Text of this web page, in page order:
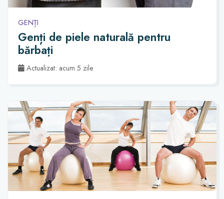
GENȚI
Genți de piele naturală pentru
bărbați
Actualizat: acum 5 zile